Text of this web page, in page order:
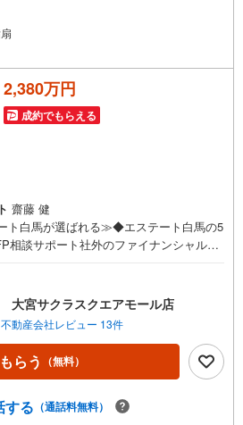
2,380万円
成約でもらえる
齋藤 健
ト白馬が選ばれる≫◆エステート白馬の5
相談サポート社外のファイナンシャルプ
延長サービス新築住宅は2年、中古住宅は
ービスを無料で付帯しています3.注文住
気密・高断熱のフルオーダー住宅「白馬
できます。ご興味のある土地にプランを
ださい4.見学時、建築士同行サービス見
し、目視検査やリフォーム費用をお伝え
で不動産売却ができなかった場合、予め
大宮サクラスクエアモール店
不動産会社レビュー 13件
らう （無料）
する （通話料無料）